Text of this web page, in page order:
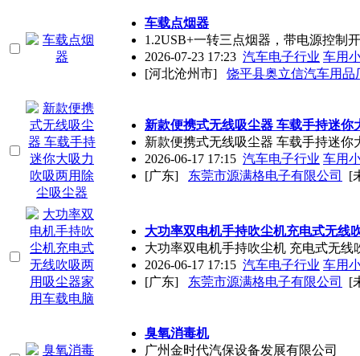
车载点烟器
1.2USB+一转三点烟器，带电源控制
2026-07-23 17:23 汽车电子行业 车用
[河北沧州市]
饶平县奥立信汽车用品
新款便携式无线吸尘器 车载手持迷你
新款便携式无线吸尘器 车载手持迷你
2026-06-17 17:15 汽车电子行业 车用
[广东]
东莞市源满格电子有限公司 [
大功率双电机手持吹尘机充电式无线
大功率双电机手持吹尘机 充电式无
2026-06-17 17:15 汽车电子行业 车用
[广东]
东莞市源满格电子有限公司 [
臭氧消毒机
广州金时代汽保设备发展有限公司